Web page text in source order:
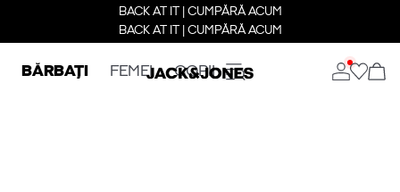
BACK AT IT | CUMPĂRĂ ACUM
BACK AT IT | CUMPĂRĂ ACUM
BĂRBAȚI FEMEI COPII